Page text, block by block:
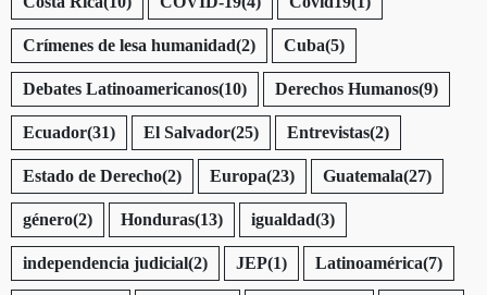
Crímenes de lesa humanidad(2) Cuba(5)
Debates Latinoamericanos(10) Derechos Humanos(9)
Ecuador(31) El Salvador(25) Entrevistas(2)
Estado de Derecho(2) Europa(23) Guatemala(27)
género(2) Honduras(13) igualdad(3)
independencia judicial(2) JEP(1) Latinoamérica(7)